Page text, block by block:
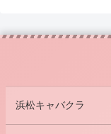
浜松キャバクラ